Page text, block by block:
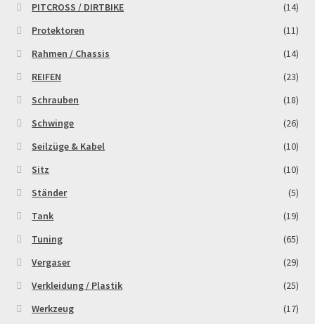
PITCROSS / DIRTBIKE
(14)
Protektoren
(11)
Rahmen / Chassis
(14)
REIFEN
(23)
Schrauben
(18)
Schwinge
(26)
Seilzüge & Kabel
(10)
Sitz
(10)
Ständer
(5)
Tank
(19)
Tuning
(65)
Vergaser
(29)
Verkleidung / Plastik
(25)
Werkzeug
(17)